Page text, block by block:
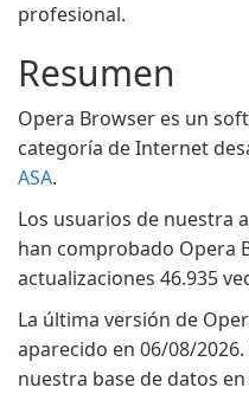
profesional.
Resumen
Opera Browser es un
categoría de Internet
ASA.
Los usuarios de nuestra
han comprobado Opera
actualizaciones 46.935
La última versión de
aparecido en 06/08/
nuestra base de datos